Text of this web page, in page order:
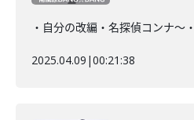
・自分の改編・名探偵コンナ〜
2025.04.09 |00:21:38